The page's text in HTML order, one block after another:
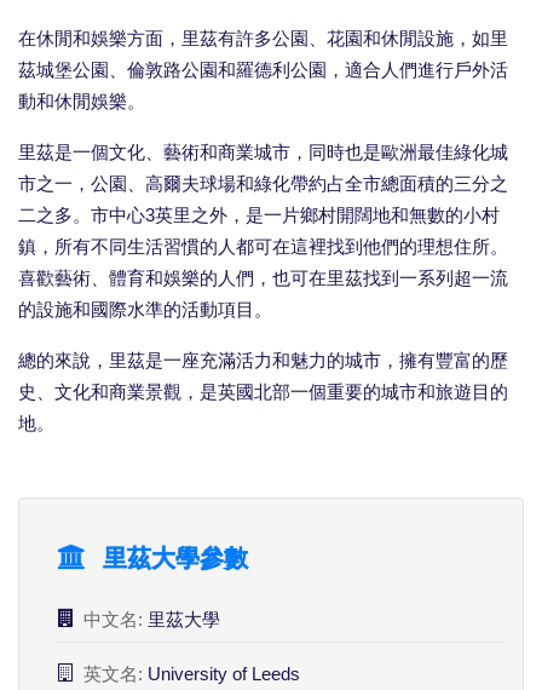
在休閒和娛樂方面，里茲有許多公園、花園和休閒設施，如里
茲城堡公園、倫敦路公園和羅德利公園，適合人們進行戶外活
動和休閒娛樂。
里茲是一個文化、藝術和商業城市，同時也是歐洲最佳綠化城
市之一，公園、高爾夫球場和綠化帶約占全市總面積的三分之
二之多。市中心3英里之外，是一片鄉村開闊地和無數的小村
鎮，所有不同生活習慣的人都可在這裡找到他們的理想住所。
喜歡藝術、體育和娛樂的人們，也可在里茲找到一系列超一流
的設施和國際水準的活動項目。
總的來說，里茲是一座充滿活力和魅力的城市，擁有豐富的歷
史、文化和商業景觀，是英國北部一個重要的城市和旅遊目的
地。
里茲大學參數
中文名: 里茲大學
英文名: University of Leeds